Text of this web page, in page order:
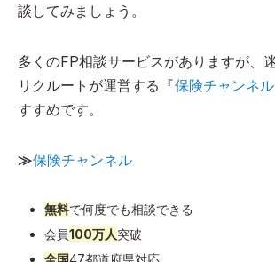
談してみましょう。
多くのFP相談サービスがありますが、
リクルートが運営する『保険チャンネル
すすめです。
≫保険チャンネル
無料で何度でも相談できる
会員100万人突破
全国47都道府県対応